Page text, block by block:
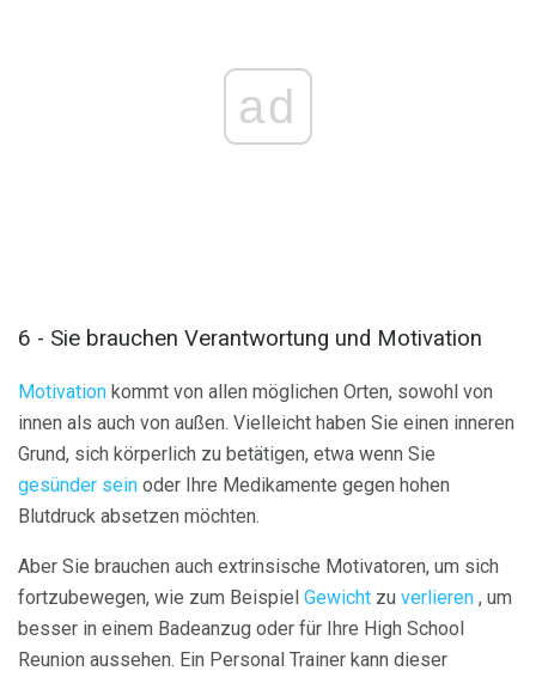
ad
6 - Sie brauchen Verantwortung und Motivation
Motivation kommt von allen möglichen Orten, sowohl von
innen als auch von außen. Vielleicht haben Sie einen inneren
Grund, sich körperlich zu betätigen, etwa wenn Sie
gesünder sein oder Ihre Medikamente gegen hohen
Blutdruck absetzen möchten.
Aber Sie brauchen auch extrinsische Motivatoren, um sich
fortzubewegen, wie zum Beispiel Gewicht zu verlieren , um
besser in einem Badeanzug oder für Ihre High School
Reunion aussehen. Ein Personal Trainer kann dieser